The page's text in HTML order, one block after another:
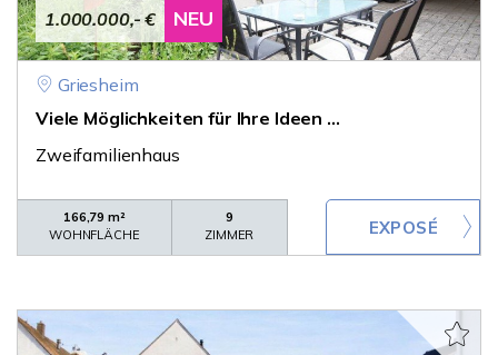
1.000.000,- € NEU
Griesheim
Viele Möglichkeiten für Ihre Ideen ...
Zweifamilienhaus
166,79 m²
WOHNFLÄCHE
9
ZIMMER